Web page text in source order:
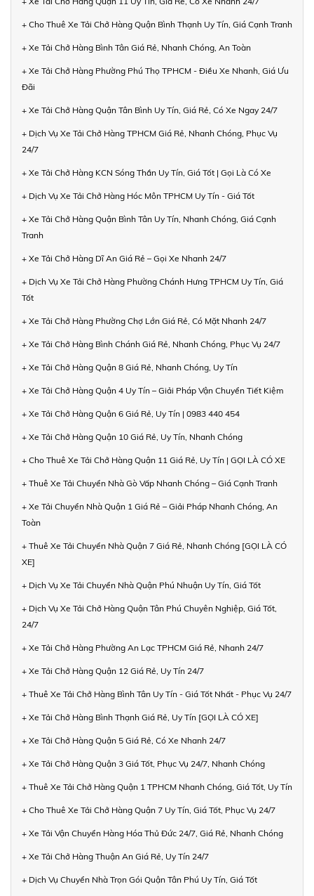
+ Cho Thuê Xe Tải Chở Hàng Quận Bình Thạnh Uy Tín, Giá Cạnh Tranh
+ Xe Tải Chở Hàng Bình Tân Giá Rẻ, Nhanh Chóng, An Toàn
+ Xe Tải Chở Hàng Phường Phú Thọ TPHCM - Điều Xe Nhanh, Giá Ưu
Đãi
+ Xe Tải Chở Hàng Quận Tân Bình Uy Tín, Giá Rẻ, Có Xe Ngay 24/7
+ Dịch Vụ Xe Tải Chở Hàng TPHCM Giá Rẻ, Nhanh Chóng, Phục Vụ
24/7
+ Xe Tải Chở Hàng KCN Sóng Thần Uy Tín, Giá Tốt | Gọi Là Có Xe
+ Dịch Vụ Xe Tải Chở Hàng Hóc Môn TPHCM Uy Tín - Giá Tốt
+ Xe Tải Chở Hàng Quận Bình Tân Uy Tín, Nhanh Chóng, Giá Cạnh
Tranh
+ Xe Tải Chở Hàng Dĩ An Giá Rẻ – Gọi Xe Nhanh 24/7
+ Dịch Vụ Xe Tải Chở Hàng Phường Chánh Hưng TPHCM Uy Tín, Giá
Tốt
+ Xe Tải Chở Hàng Phường Chợ Lớn Giá Rẻ, Có Mặt Nhanh 24/7
+ Xe Tải Chở Hàng Bình Chánh Giá Rẻ, Nhanh Chóng, Phục Vụ 24/7
+ Xe Tải Chở Hàng Quận 8 Giá Rẻ, Nhanh Chóng, Uy Tín
+ Xe Tải Chở Hàng Quận 4 Uy Tín – Giải Pháp Vận Chuyển Tiết Kiệm
+ Xe Tải Chở Hàng Quận 6 Giá Rẻ, Uy Tín | 0983 440 454
+ Xe Tải Chở Hàng Quận 10 Giá Rẻ, Uy Tín, Nhanh Chóng
+ Cho Thuê Xe Tải Chở Hàng Quận 11 Giá Rẻ, Uy Tín | GỌI LÀ CÓ XE
+ Thuê Xe Tải Chuyển Nhà Gò Vấp Nhanh Chóng – Giá Cạnh Tranh
+ Xe Tải Chuyển Nhà Quận 1 Giá Rẻ – Giải Pháp Nhanh Chóng, An
Toàn
+ Thuê Xe Tải Chuyển Nhà Quận 7 Giá Rẻ, Nhanh Chóng [GỌI LÀ CÓ
XE]
+ Dịch Vụ Xe Tải Chuyển Nhà Quận Phú Nhuận Uy Tín, Giá Tốt
+ Dịch Vụ Xe Tải Chở Hàng Quận Tân Phú Chuyên Nghiệp, Giá Tốt,
24/7
+ Xe Tải Chở Hàng Phường An Lạc TPHCM Giá Rẻ, Nhanh 24/7
+ Xe Tải Chở Hàng Quận 12 Giá Rẻ, Uy Tín 24/7
+ Thuê Xe Tải Chở Hàng Bình Tân Uy Tín - Giá Tốt Nhất - Phục Vụ 24/7
+ Xe Tải Chở Hàng Bình Thạnh Giá Rẻ, Uy Tín [GỌI LÀ CÓ XE]
+ Xe Tải Chở Hàng Quận 5 Giá Rẻ, Có Xe Nhanh 24/7
+ Xe Tải Chở Hàng Quận 3 Giá Tốt, Phục Vụ 24/7, Nhanh Chóng
+ Thuê Xe Tải Chở Hàng Quận 1 TPHCM Nhanh Chóng, Giá Tốt, Uy Tín
+ Cho Thuê Xe Tải Chở Hàng Quận 7 Uy Tín, Giá Tốt, Phục Vụ 24/7
+ Xe Tải Vận Chuyển Hàng Hóa Thủ Đức 24/7, Giá Rẻ, Nhanh Chóng
+ Xe Tải Chở Hàng Thuận An Giá Rẻ, Uy Tín 24/7
+ Dịch Vụ Chuyển Nhà Trọn Gói Quận Tân Phú Uy Tín, Giá Tốt